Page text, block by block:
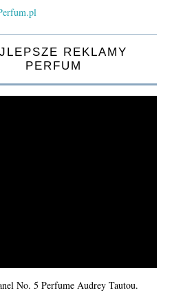
REKLAMY
PERFUM
No. 5 Perfume Audrey Tautou.